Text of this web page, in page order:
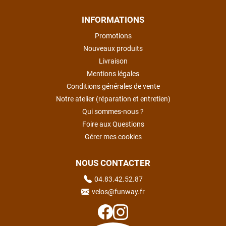
INFORMATIONS
Promotions
Nouveaux produits
Livraison
Mentions légales
Conditions générales de vente
Notre atelier (réparation et entretien)
Qui sommes-nous ?
Foire aux Questions
Gérer mes cookies
NOUS CONTACTER
04.83.42.52.87
velos@funway.fr